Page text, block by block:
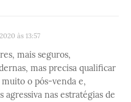
às 13:57
mais seguros,
mas precisa qualificar
o pós-venda e,
nas estratégias de